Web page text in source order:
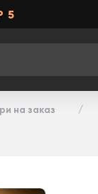
5
на заказ